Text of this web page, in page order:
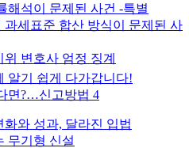
해석이 문제된 사건 -특별
세표준 합산 방식이 문제된 사
변호사 엄정 징계
알기 쉽게 다가갑니다!
면?…신고방법 4
와 성과, 달라진 입법
무기형 신설